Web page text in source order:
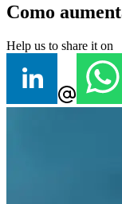
Como
Help us to share it on